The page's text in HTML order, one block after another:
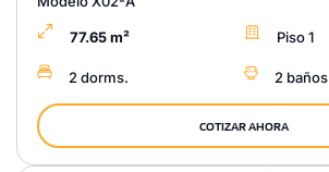
77.65 m² Piso 1
2 dorms. 2 baños
COTIZAR AHORA